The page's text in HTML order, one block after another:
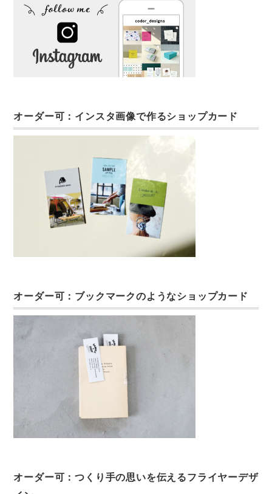
オーダー可：インスタ画像で作るショップカード
オーダー可：ブックマークのようなショップカード
オーダー可：つくり手の思いを伝えるフライヤーデザ